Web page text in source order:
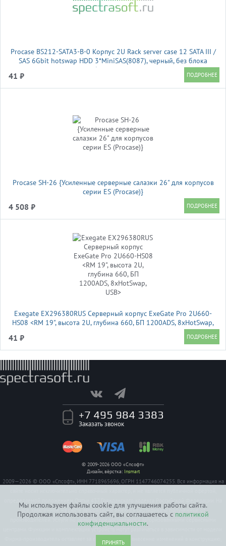
Мы используем файлы cookie для улучшения работы сайта.
Продолжая использовать сайт, вы соглашаетесь с политикой
конфиденциальности.
ПРИНЯТЬ
Procase BS212-SATA3-B-0 Корпус 2U Rack server case 12 SATA III /
SAS 6Gbit hotswap HDD 3*MiniSAS(8087), черный, без блока
питания, глубина 650мм, MB 12"x13"
41 ₽
Procase SH-26 {Усиленные серверные салазки 26" для корпусов
серии ES (Procase)}
4 508 ₽
Exegate EX296380RUS Серверный корпус ExeGate Pro 2U660-
HS08 <RM 19", высота 2U, глубина 660, БП 1200ADS, 8xHotSwap,
41 ₽
+7 495 984 3383
Заказать звонок
© 2009-2026 ООО «Спсофт»
Дизайн, вёрстка: Insmart
2009—2026 © ООО «Спсофт», ИНН 7718965696, ОГРН 1147746074255. Вся информация на
определяемой положением Статьи 437 Гражданского кодекса Российской Федерации. На
все заявленные на сайте авторизации имеются сертификаты полученные от
производителей. Услуги по ремонту предоставляются авторизованными сервисными
центрами. Функции и комплектация устройств могут различаться в зависимости от модели.
Фирма-производитель оставляет за собой право на внесение изменений в конструкцию,